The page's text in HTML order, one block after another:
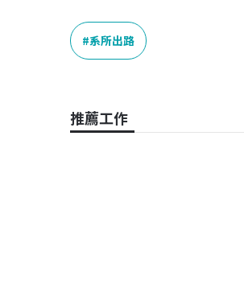
c
e
b
k
n
e
系所出路
推薦工作